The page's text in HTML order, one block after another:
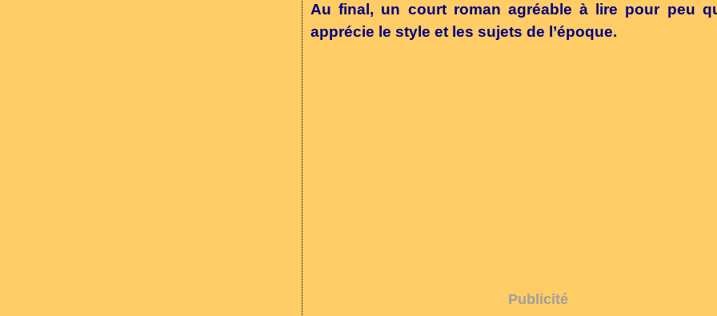
Au final, un court roman agréable à lire pour peu
apprécie le style et les sujets de l’époque.
Publicité